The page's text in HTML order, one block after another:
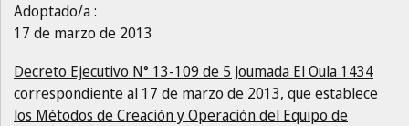
Adoptado/a :
17 de marzo de 2013
Decreto Ejecutivo N° 13-109 de 5 Joumada El Oula 1434
correspondiente al 17 de marzo de 2013, que establece
los Métodos de Creación y Operación del Equipo de